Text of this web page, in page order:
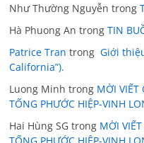
Như Thường Nguyễn trong
Hà Phuong An trongTIN
Patrice Tran trong Giới
California”).
Luong Minh trong MỜI VIẾT
TỐNG PHƯỚC HIỆP-VINH
Hai Hùng SG trong MỜI